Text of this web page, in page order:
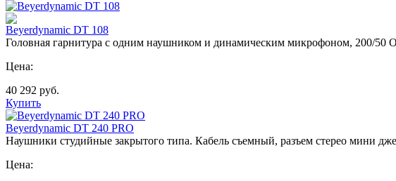
Beyerdynamic DT 108
Головная гарнитура с одним наушником и динамическим микрофоном, 200/50
Цена:
40 292 руб.
Купить
Beyerdynamic DT 240 PRO
Наушники студийные закрытого типа. Кабель съемный, разъем стерео мини
Цена: